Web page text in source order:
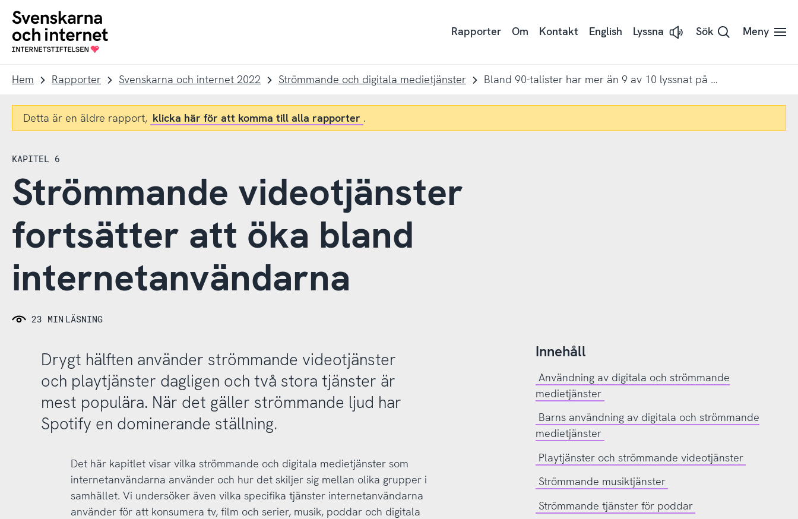
navigation
innehåll
To
startpage
Rapporter Om Kontakt English Lyssna
Lyssna
med
Readspeaker
Sök Meny
Hem Rapporter Svenskarna och internet 2022 Strömmande och digitala medietjänster Bland 90-talister har mer än 9 av 10 lyssnat på musik i Spotify under det senaste året
Detta är en äldre rapport, klicka här för att komma till alla rapporter .
KAPITEL 6
Strömmande videotjänster
fortsätter att öka bland
internetanvändarna
23 MIN LÄSNING
Innehåll
Användning av digitala och strömmande
medietjänster
Barns användning av digitala och strömmande
medietjänster
Playtjänster och strömmande videotjänster
Strömmande musiktjänster
Strömmande tjänster för poddar
Drygt hälften använder strömmande videotjänster
och playtjänster dagligen och två stora tjänster är
mest populära. När det gäller strömmande ljud har
Spotify en dominerande ställning.
Det här kapitlet visar vilka strömmande och digitala medietjänster som
internetanvändarna använder och hur det skiljer sig mellan olika grupper i
samhället. Vi undersöker även vilka specifika tjänster internetanvändarna
använder för att konsumera tv, film och serier, musik, poddar och digitala